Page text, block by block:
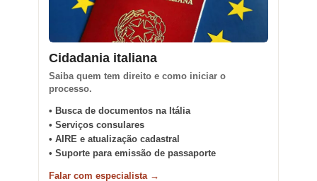
Cidadania italiana
Saiba quem tem direito e como iniciar o
processo.
• Busca de documentos na Itália
• Serviços consulares
• AIRE e atualização cadastral
• Suporte para emissão de passaporte
Falar com especialista →